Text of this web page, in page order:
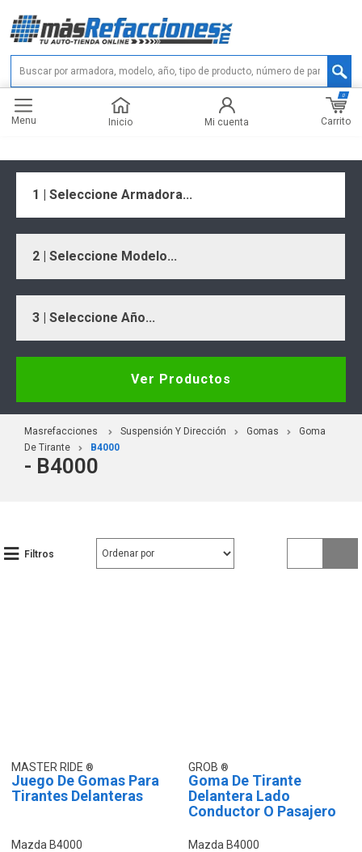
Menu Inicio Mi cuenta Carrito
0
1 | Seleccione Armadora...
2 | Seleccione Modelo...
3 | Seleccione Año...
Ver Productos
Masrefacciones Suspensión Y Dirección Gomas
Goma
De Tirante
B4000
- B4000
Filtros
MASTER RIDE
Juego De Gomas Para
Tirantes Delanteras
Mazda B4000
GROB
Goma De Tirante
Delantera Lado
Conductor O Pasajero
Mazda B4000